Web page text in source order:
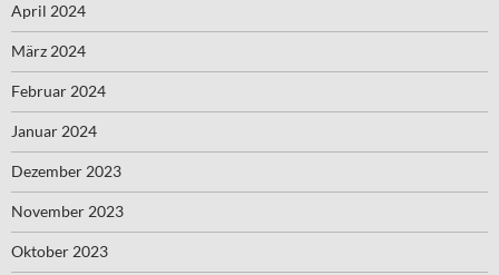
April 2024
März 2024
Februar 2024
Januar 2024
Dezember 2023
November 2023
Oktober 2023